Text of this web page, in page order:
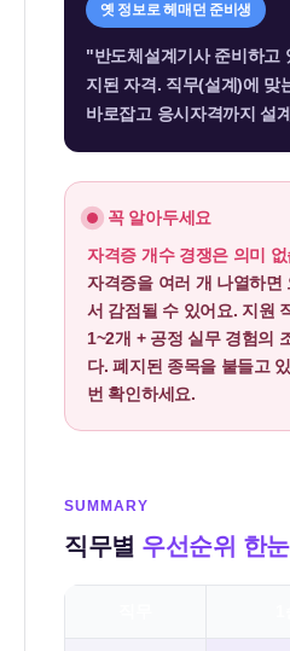
옛 정보로 헤매던 준비생
"반도체설계기사 준비하고
지된 자격. 직무(설계)에 맞
바로잡고 응시자격까지 설
꼭 알아두세요
자격증 개수 경쟁은 의미
자격증을 여러 개 나열하면
서 감점될 수 있어요. 지원
1~2개 + 공정 실무 경험의
다. 폐지된 종목을 붙들고
번 확인하세요.
SUMMARY
직무별 우선순위 한눈